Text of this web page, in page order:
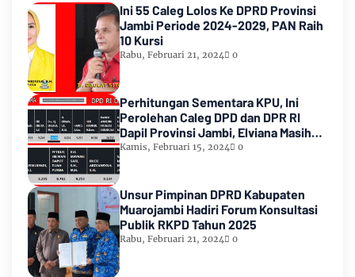
Ini 55 Caleg Lolos Ke DPRD Provinsi
Jambi Periode 2024-2029, PAN Raih
10 Kursi
Rabu, Februari 21, 2024 0
Perhitungan Sementara KPU, Ini
Perolehan Caleg DPD dan DPR RI
Dapil Provinsi Jambi, Elviana Masih
Urutan Kedua Teratas
Kamis, Februari 15, 2024 0
Unsur Pimpinan DPRD Kabupaten
Muarojambi Hadiri Forum Konsultasi
Publik RKPD Tahun 2025
Rabu, Februari 21, 2024 0